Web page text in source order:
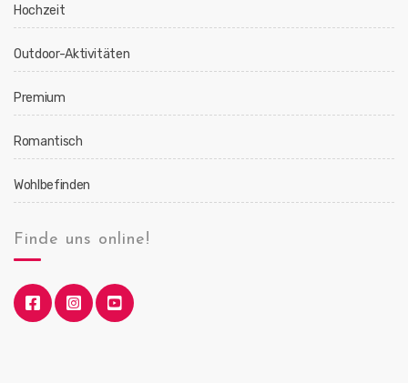
Hochzeit
Outdoor-Aktivitäten
Premium
Romantisch
Wohlbefinden
Finde uns online!